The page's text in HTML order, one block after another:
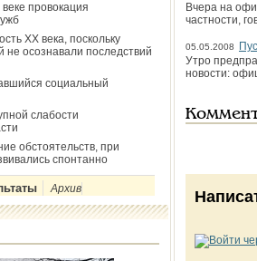
провокация
ХХ века, поскольку
не осознавали последствий
социальный
слабости
обстоятельств, при
спонтанно
Архив
Вчера на
частности,
05.05.2008
Утро
новости: